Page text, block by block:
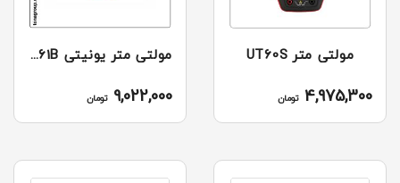
مولتی متر UT60S
4,975,300 تومان
مولتی متر یونیتی UNI-T +UT61B
9,022,000 تومان